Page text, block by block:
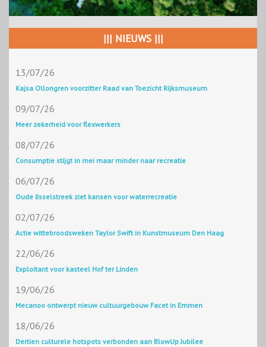
||| NIEUWS |||
13/07/26
Kajsa Ollongren voorzitter Raad van Toezicht Rijksmuseum
09/07/26
Meer zekerheid voor flexwerkers
08/07/26
Consumptie stijgt in mei maar minder naar recreatie
06/07/26
Oude IJsselstreek ziet kansen voor waterrecreatie
02/07/26
Actie wittebroodsweken Taylor Swift in Kunstmuseum Den Haag
22/06/26
Exploitant voor kasteel Hof ter Linden
19/06/26
Mecanoo ontwerpt nieuw cultuurgebouw Facet in Emmen
18/06/26
Dertien culturele hotspots verbonden aan BlowUp Jubilee